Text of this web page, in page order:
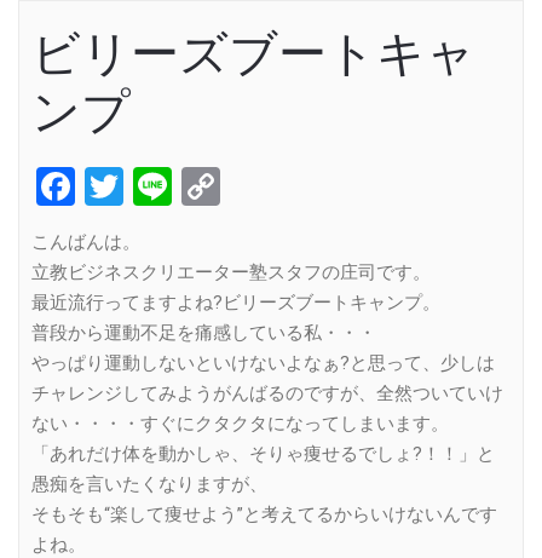
ビリーズブートキャ
ンプ
Facebook
Twitter
Line
こんばんは。
立教ビジネスクリエーター塾スタフの庄司です。
最近流行ってますよね?ビリーズブートキャンプ。
普段から運動不足を痛感している私・・・
やっぱり運動しないといけないよなぁ?と思って、少しは
チャレンジしてみようがんばるのですが、全然ついていけ
ない・・・・すぐにクタクタになってしまいます。
「あれだけ体を動かしゃ、そりゃ痩せるでしょ?！！」と
愚痴を言いたくなりますが、
そもそも“楽して痩せよう”と考えてるからいけないんです
よね。